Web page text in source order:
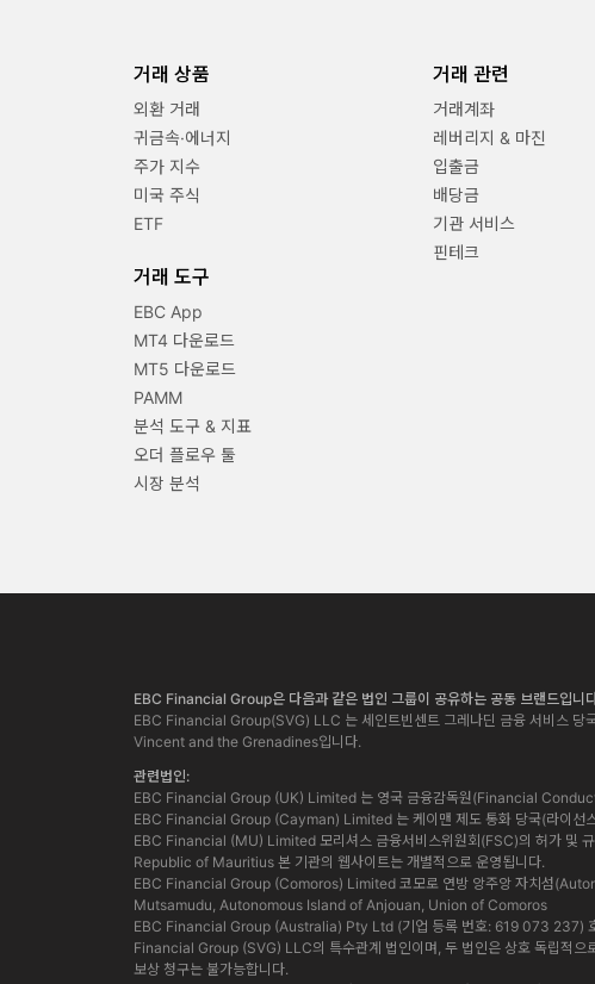
거래 상품
외환 거래
귀금속·에너지
주가 지수
미국 주식
ETF
거래 도구
EBC App
MT4 다운로드
MT5 다운로드
PAMM
분석 도구 & 지표
오더 플로우 툴
시장 분석
거래 관련
거래계좌
레버리지 & 마진
입출금
배당금
기관 서비스
핀테크
EBC Financial Group은 다음과 같은 법인 그룹이 공유하는 공동 브랜드입니
EBC Financial Group(SVG) LLC 는 세인트빈센트 그레나딘 금융 서비스
Vincent and the Grenadines입니다.
관련법인:
EBC Financial Group (UK) Limited 는 영국 금융감독원(Financial
EBC Financial Group (Cayman) Limited 는 케이맨 제도 통화 당국(라이선
EBC Financial (MU) Limited 모리셔스 금융서비스위원회(FSC)의 허가
Republic of Mauritius 본 기관의 웹사이트는 개별적으로 운영됩니다.
EBC Financial Group (Comoros) Limited 코모로 연방 앙주앙 자치섬
Mutsamudu, Autonomous Island of Anjouan, Union of Comoros
EBC Financial Group (Australia) Pty Ltd (기업 등록 번호: 619 073 237)
Financial Group (SVG) LLC의 특수관계 법인이며, 두 법인은 상호 독립적으
보상 청구는 불가능합니다.